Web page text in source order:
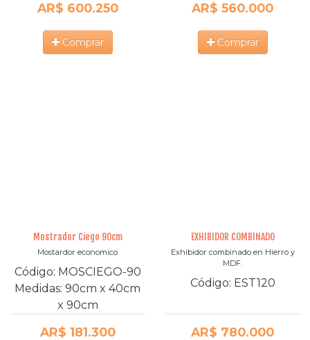
AR$ 600.250
Comprar
AR$ 560.000
Comprar
Mostrador Ciego 90cm
Mostardor economico
Código: MOSCIEGO-90
Medidas: 90cm x 40cm
x 90cm
AR$ 181.300
EXHIBIDOR COMBINADO
Exhibidor combinado en Hierro y
MDF.
Código: EST120
AR$ 780.000